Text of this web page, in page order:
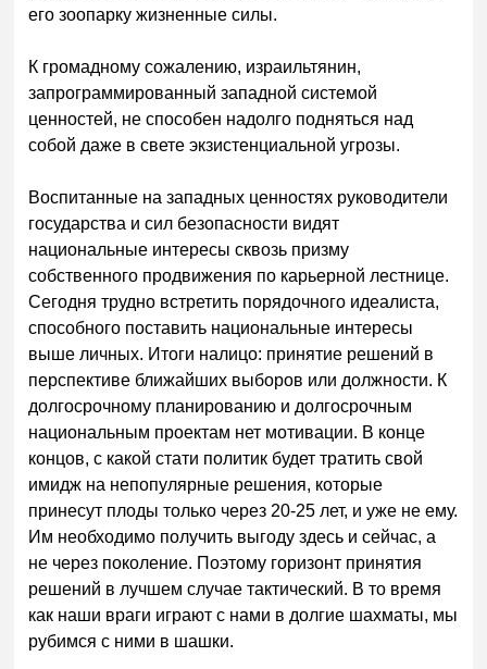
его зоопарку жизненные силы.
К громадному сожалению, израильтянин,
запрограммированный западной системой
ценностей, не способен надолго подняться над
собой даже в свете экзистенциальной угрозы.
Воспитанные на западных ценностях руководители
государства и сил безопасности видят
национальные интересы сквозь призму
собственного продвижения по карьерной лестнице.
Сегодня трудно встретить порядочного идеалиста,
способного поставить национальные интересы
выше личных. Итоги налицо: принятие решений в
перспективе ближайших выборов или должности. К
долгосрочному планированию и долгосрочным
национальным проектам нет мотивации. В конце
концов, с какой стати политик будет тратить свой
имидж на непопулярные решения, которые
принесут плоды только через 20-25 лет, и уже не ему.
Им необходимо получить выгоду здесь и сейчас, а
не через поколение. Поэтому горизонт принятия
решений в лучшем случае тактический. В то время
как наши враги играют с нами в долгие шахматы, мы
рубимся с ними в шашки.